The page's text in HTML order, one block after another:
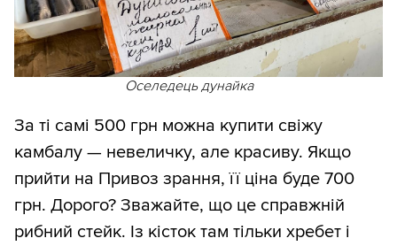
Оселедець дунайка
За ті самі 500 грн можна купити свіжу
камбалу — невеличку, але красиву. Якщо
прийти на Привоз зрання, її ціна буде 700
грн. Дорого? Зважайте, що це справжній
рибний стейк. Із кісток там тільки хребет і